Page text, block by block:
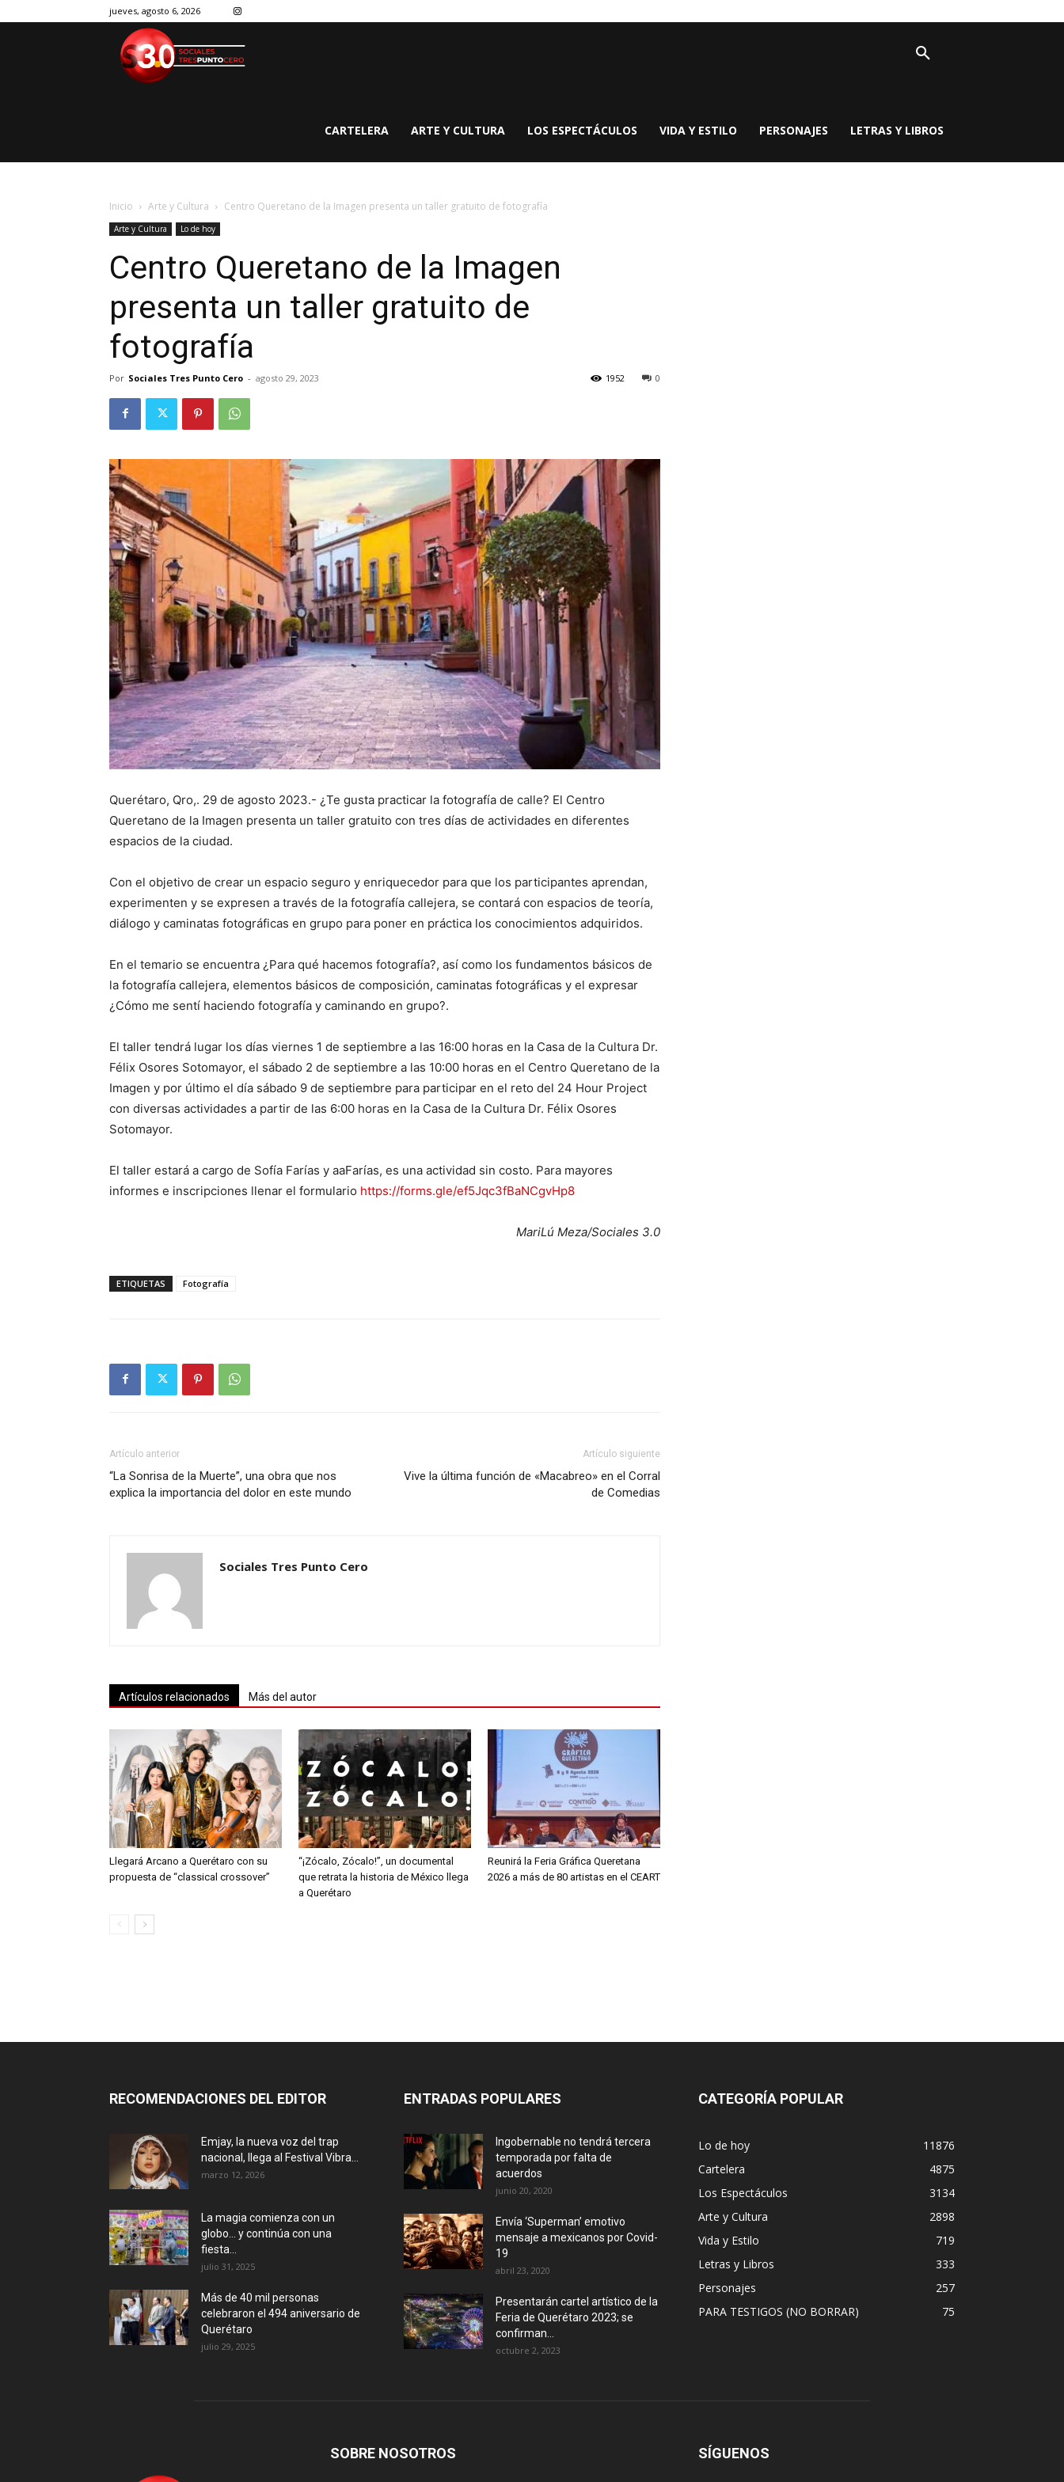
jueves, agosto 6, 2026
CARTELERA ARTE Y CULTURA LOS ESPECTÁCULOS VIDA Y ESTILO PERSONAJES LETRAS Y LIBROS
Inicio Arte y Cultura Centro Queretano de la Imagen presenta un taller gratuito de fotografía
Arte y Cultura Lo de hoy
Centro Queretano de la Imagen
presenta un taller gratuito de
fotografía
Por Sociales Tres Punto Cero - agosto 29, 2023 0
1952
Querétaro, Qro,. 29 de agosto 2023.- ¿Te gusta practicar la fotografía de calle? El Centro
Queretano de la Imagen presenta un taller gratuito con tres días de actividades en diferentes
espacios de la ciudad.
Con el objetivo de crear un espacio seguro y enriquecedor para que los participantes aprendan,
experimenten y se expresen a través de la fotografía callejera, se contará con espacios de teoría,
diálogo y caminatas fotográficas en grupo para poner en práctica los conocimientos adquiridos.
En el temario se encuentra ¿Para qué hacemos fotografía?, así como los fundamentos básicos de
la fotografía callejera, elementos básicos de composición, caminatas fotográficas y el expresar
¿Cómo me sentí haciendo fotografía y caminando en grupo?.
El taller tendrá lugar los días viernes 1 de septiembre a las 16:00 horas en la Casa de la Cultura Dr.
Félix Osores Sotomayor, el sábado 2 de septiembre a las 10:00 horas en el Centro Queretano de la
Imagen y por último el día sábado 9 de septiembre para participar en el reto del 24 Hour Project
con diversas actividades a partir de las 6:00 horas en la Casa de la Cultura Dr. Félix Osores
Sotomayor.
El taller estará a cargo de Sofía Farías y aaFarías, es una actividad sin costo. Para mayores
informes e inscripciones llenar el formulario https://forms.gle/ef5Jqc3fBaNCgvHp8
MariLú Meza/Sociales 3.0
ETIQUETAS Fotografía
Artículo anterior
“La Sonrisa de la Muerte”, una obra que nos
explica la importancia del dolor en este mundo
Artículo siguiente
Vive la última función de «Macabreo» en el Corral
de Comedias
Sociales Tres Punto Cero
Artículos relacionados Más del autor
Llegará Arcano a Querétaro con su
propuesta de “classical crossover”
“¡Zócalo, Zócalo!”, un documental
que retrata la historia de México llega
a Querétaro
Reunirá la Feria Gráfica Queretana
2026 a más de 80 artistas en el CEART
RECOMENDACIONES DEL EDITOR
Emjay, la nueva voz del trap
nacional, llega al Festival Vibra...
marzo 12, 2026
La magia comienza con un
globo… y continúa con una
fiesta...
julio 31, 2025
Más de 40 mil personas
celebraron el 494 aniversario de
Querétaro
julio 29, 2025
ENTRADAS POPULARES
Ingobernable no tendrá tercera
temporada por falta de
acuerdos
junio 20, 2020
Envía ‘Superman’ emotivo
mensaje a mexicanos por Covid-
19
abril 23, 2020
Presentarán cartel artístico de la
Feria de Querétaro 2023; se
confirman...
octubre 2, 2023
CATEGORÍA POPULAR
Lo de hoy
11876
Cartelera
4875
Los Espectáculos
3134
Arte y Cultura
2898
Vida y Estilo
719
Letras y Libros
333
Personajes
257
PARA TESTIGOS (NO BORRAR)
75
SOBRE NOSOTROS SÍGUENOS